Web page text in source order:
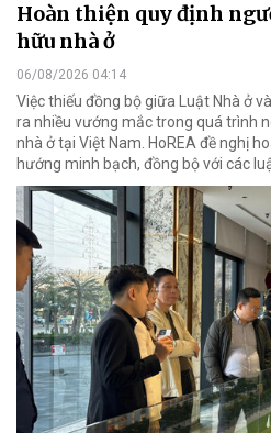
Hoàn thiện quy định
hữu nhà ở
06/08/2026 04:14
Việc thiếu đồng bộ giữa Luật Nhà ở
ra nhiều vướng mắc trong quá trình
nhà ở tại Việt Nam. HoREA đề nghị
hướng minh bạch, đồng bộ với các